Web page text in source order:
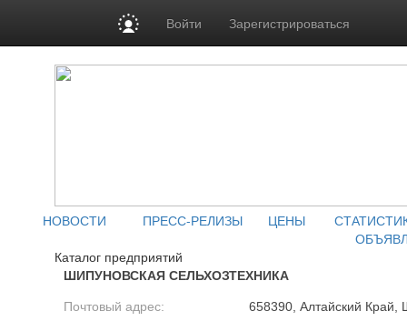
Войти Зарегистрироваться
НОВОСТИ ПРЕСС-РЕЛИЗЫ ЦЕНЫ
Каталог предприятий
ШИПУНОВСКАЯ СЕЛЬХОЗТЕХНИКА
Почтовый адрес: 658390, Алтайский Край,